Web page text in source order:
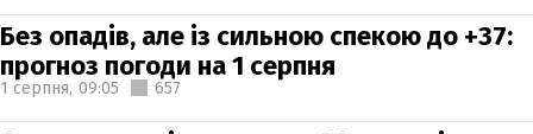
Без опадів, але із сильною спекою до +37:
прогноз погоди на 1 серпня
1 серпня, 09:05 657